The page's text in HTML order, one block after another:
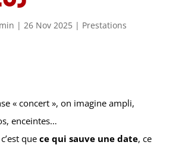
| 26 Nov 2025| Prestations
« concert », on imagine ampli,
enceintes…
que ce qui sauve une date, ce